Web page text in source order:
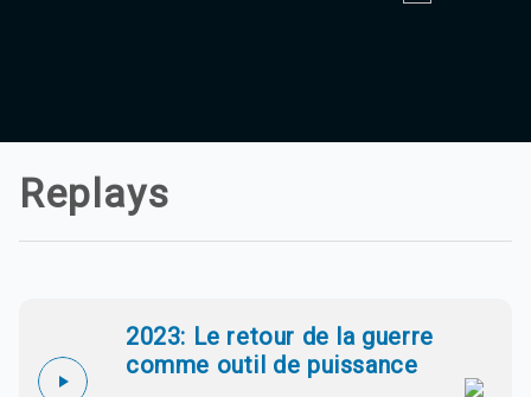
Taza 103.0
Taroudant 104.9
Tafraout 104.9
Replays
2023: Le retour de la guerre
comme outil de puissance